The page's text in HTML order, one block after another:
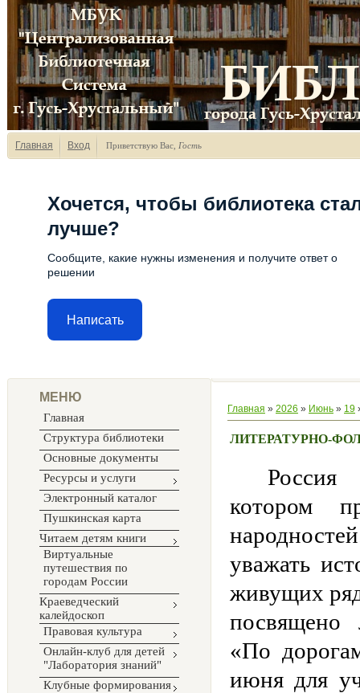
Главная Вход Приветствую Вас Гость
Хочется, чтобы библиотека
лучше?
Сообщите, какие нужны изменения и получите ответ о
решении
Написать
МЕНЮ
Главная
Структура библиотеки
Основные документы
Ресурсы и услуги
Электронный каталог
Пушкинская карта
Читаем детям книги
Виртуальные
путешествия по
городам России
Краеведческий
калейдоскоп
Правовая культура
Онлайн-клуб для детей
"Лаборатория знаний"
Клубные формирования
Главная » 2026 » Июнь » 19
ЛИТЕРАТУРНО-
Россия
котором
уважать
живущих
посвящено
«По
июня для